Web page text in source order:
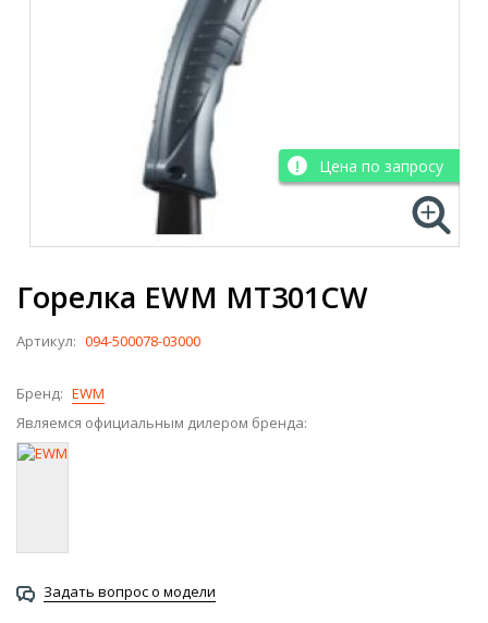
Горелка EWM MT301CW
Артикул: 094-500078-03000
Бренд: EWM
Являемся официальным дилером бренда:
Задать вопрос о модели
Цена по запросу